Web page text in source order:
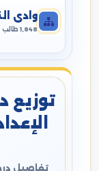
وادي
1,848 طالب
توزيع
تفاصيل